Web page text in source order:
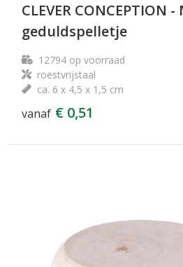
CLEVER CONCEPTION
geduldspelletje
12794op voorraad
roestvrijstaal
ca. 6 x 4,5 x 1,5 cm
vanaf € 0,51